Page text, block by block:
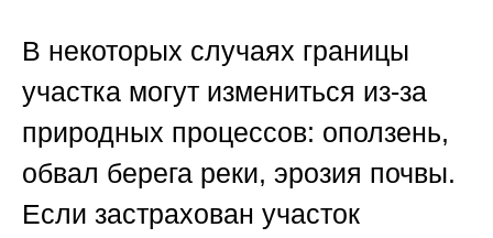
В некоторых случаях границы
участка могут измениться из-за
природных процессов: оползень,
обвал берега реки, эрозия почвы.
Если застрахован участок